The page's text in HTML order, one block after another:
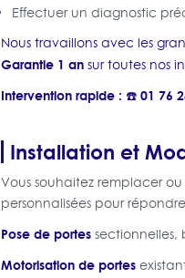
Effectuer un diagnostic
Nous travaillons avec les
Garantie 1 ansur toutes nos
Intervention rapide : ☎️ 01 76
Installation et
Vous souhaitez remplacer
personnalisées pour
Pose de portessectionnelles,
Motorisation de portes